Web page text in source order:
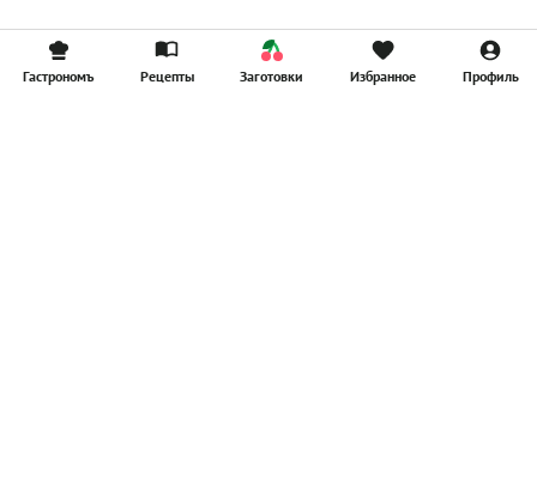
Гастрономъ Рецепты Заготовки Избранное Профиль